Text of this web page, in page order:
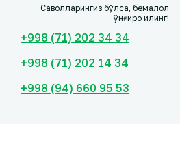
Саволларингиз бўлса, бемалол
қўнғироқ қилинг!
+998 (71) 202 34 34
+998 (71) 202 14 34
+998 (94) 660 95 53